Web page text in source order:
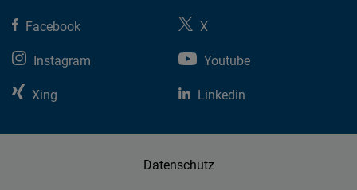
Facebook
X
Instagram
Youtube
Xing
Linkedin
Datenschutz